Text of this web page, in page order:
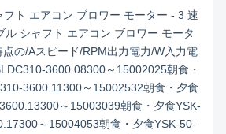
フト エアコン ブロワー モーター - 3 速
ル シャフト エアコン ブロワー モータ
の/Aスピード/RPM出力電力/W入力電
3600.08300～15002025朝食・
3600.11300～15002532朝食・夕食
～15003039朝食・夕食YSK-
～15004053朝食・夕食YSK-50-